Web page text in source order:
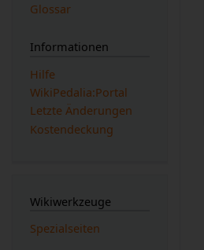
Glossar
Informationen
Hilfe
WikiPedalia:Portal
Letzte Änderungen
Kostendeckung
Wikiwerkzeuge
Spezialseiten